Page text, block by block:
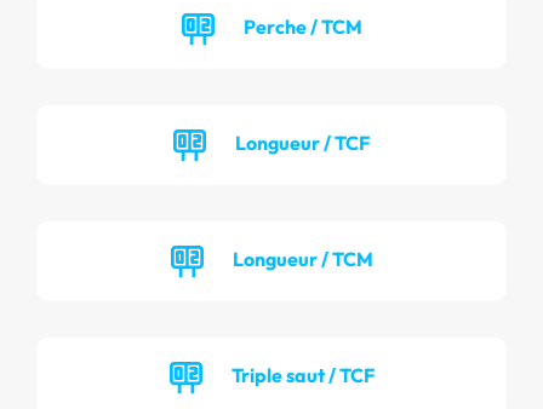
Perche / TCM
Longueur / TCF
Longueur / TCM
Triple saut / TCF